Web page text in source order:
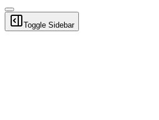
Toggle Sidebar